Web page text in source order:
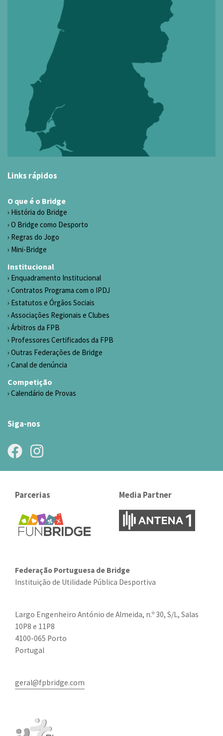
Links rápidos
O que é o Bridge
História do Bridge
O Bridge como Desporto
Regras do Jogo
Mini-Bridge
Institucional
Enquadramento Institucional
Contratos Programa com o IPDJ
Estatutos e Órgãos Sociais
Associações Regionais e Clubes
Árbitros da FPB
Professores Certificados da FPB
Outras Federações de Bridge
Canal de denúncia
Competição
Calendário de Provas
Siga-nos
Parcerias Media Partner
Federação Portuguesa de Bridge
Instituição de Utilidade Pública Desportiva
Largo Engenheiro António de Almeida, n.º 30, S/L, Salas
10P8 e 11P8
4100-065 Porto
Portugal
geral@fpbridge.com